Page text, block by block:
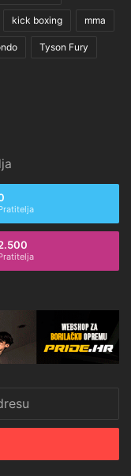
kick boxing mma
Tyson Fury